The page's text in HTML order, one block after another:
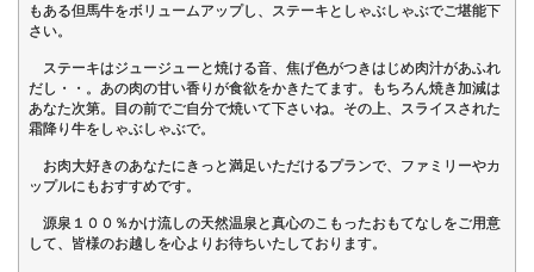
もある但馬牛をボリュームアップし、ステーキとしゃぶしゃぶでご堪能下
さい。
ステーキはジュージューと焼ける音、焦げ色がつきはじめ肉汁があふれ
だし・・。あの肉の甘い香りが食欲をかきたてます。もちろん焼き加減は
あなた次第。目の前でご自分で焼いて下さいね。その上、スライスされた
霜降り牛をしゃぶしゃぶで。
お肉大好きのあなたにきっと満足いただけるプランで、ファミリーやカ
ップルにもおすすめです。
源泉１００％かけ流しの天然温泉と真心のこもったおもてなしをご用意
して、皆様のお越しを心よりお待ちいたしております。